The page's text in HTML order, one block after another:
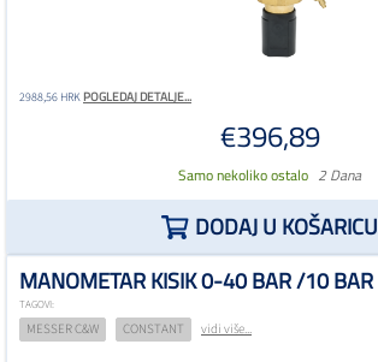
2988,56 HRKPOGLEDAJ DETALJE...
€396,89
Samo nekoliko ostalo 2 Dana
DODAJ U KOŠARICU
MANOMETAR KISIK 0-40 BAR /10 BAR
TAGOVI:
MESSER C&W CONSTANT vidi više...